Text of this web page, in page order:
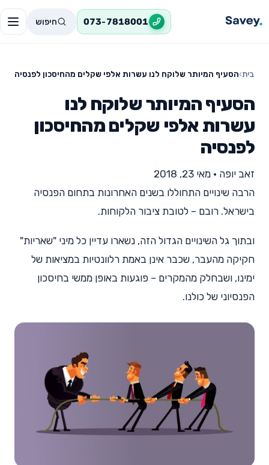
073-7818001 חיפוש
בית›הסעיף המיותר שלוקח לנו עשרות אלפי שקלים מהחיסכון לפנסיה
הסעיף המיותר שלוקח לנו
עשרות אלפי שקלים מהחיסכון
לפנסיה
זאב יופה • מאי 23, 2018
הרבה שינויים התחוללו בשנים האחרונות בתחום הפנסיה
בישראל. רובם – לטובת ציבור הלקוחות.
ובתוך גל השינויים הגדול הזה, נשארו עדיין כל מיני "שאריות"
חקיקה מהעבר, שכבר אינן באמת רלוונטיות במציאות של
ימינו, ושבחלק מהמקרים – פוגעות באופן ממשי בחיסכון
הפנסיוני של כולנו.